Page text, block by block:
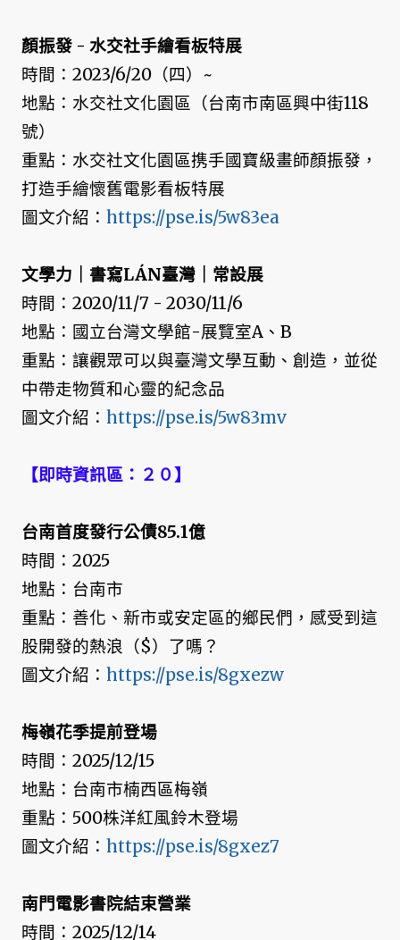
顏振發 - 水交社手繪看板特展
時間：2023/6/20（四）~
地點：水交社文化園區（台南市南區興中街118
號）
重點：水交社文化園區携手國寶級畫師顏振發，
打造手繪懷舊電影看板特展
圖文介紹： https://pse.is/5w83ea
文學力｜書寫LÁN臺灣｜常設展
時間：2020/11/7 - 2030/11/6
地點：國立台灣文學館-展覽室A、B
重點：讓觀眾可以與臺灣文學互動、創造，並從
中帶走物質和心靈的紀念品
圖文介紹： https://pse.is/5w83mv
【即時資訊區：２０】
台南首度發行公債85.1億
時間：2025
地點：台南市
重點：善化、新市或安定區的鄉民們，感受到這
股開發的熱浪（$）了嗎？
圖文介紹： https://pse.is/8gxezw
梅嶺花季提前登場
時間：2025/12/15
地點：台南市楠西區梅嶺
重點：500株洋紅風鈴木登場
圖文介紹： https://pse.is/8gxez7
南門電影書院結束營業
時間：2025/12/14